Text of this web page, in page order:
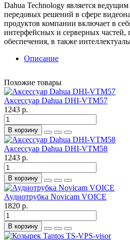
Dahua Technology является
передовых решений в сфере
продуктов компании включает в
интерфейсных и серверных частей,
обеспечения, в также
Описание
Похожие товары
Аксессуар Dahua DHI-VTM57
1243 р.
В корзину
Аксессуар Dahua DHI-VTM58
1243 р.
В корзину
Аудиотрубка Novicam VOICE
1820 р.
В корзину